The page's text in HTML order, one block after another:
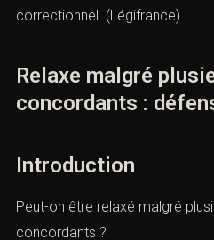
l’audition des témoins, et
Relaxe malgré
pénale
Introduction